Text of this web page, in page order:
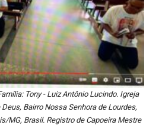
Tony - Luiz Antônio Lucindo. Igreja
Bairro Nossa Senhora de Lourdes,
MG, Brasil. Registro de Capoeira Mestre